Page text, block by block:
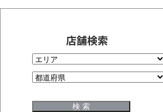
店舗検索